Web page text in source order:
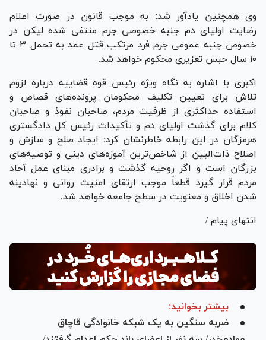
وی همچنین یادآور شد: به موجب قانون در صورت اعلام
رضایت اولیای دم جنبه خصوصی جرم منتفی شده لیکن در
خصوص جنبه عمومی جرم فرد مرتکب قتل عمد به تحمل ۳ تا
۱۰ سال حبس تعزیری محکوم خواهد شد.
اکبری با اشاره به نگاه ویژه رئیس قوه قضاییه درباره لزوم
تلاش برای تعیین تکلیف محکومان پرونده‌های قصاص و
استفاده حداکثری از ظرفیت مردم، صاحبان نفوذ و صاحبان
کلام برای گذشت اولیای دم و تأکیدات رئیس کل دادگستری
هرمزگان در این رابطه خاطرنشان کرد: ایجاد صلح و سازش و
اصلاح ذات‌البین از شاخص‌ترین آموزه‌های دینی و توصیه‌های
بزرگان است و اگر روحیه گذشت و برادری مبنای عمل آحاد
مردم قرار گیرد قطعاً موجب ارتقای امنیت روانی و نهادینه
شدن اخلاق و معنویت در سطح جامعه خواهد شد.
انتهای پیام /
بیشتر بخوانید:
ضربه سنگین به یک شبکه خانوادگی قاچاق